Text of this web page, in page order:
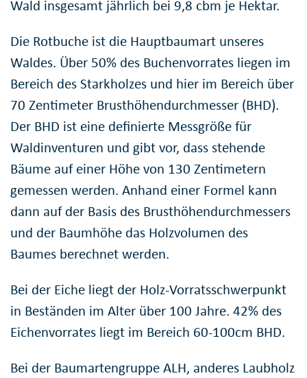
Wald insgesamt jährlich bei 9,8 cbm je Hektar.
Die Rotbuche ist die Hauptbaumart unseres
Waldes. Über 50% des Buchenvorrates liegen im
Bereich des Starkholzes und hier im Bereich über
70 Zentimeter Brusthöhendurchmesser (BHD).
Der BHD ist eine definierte Messgröße für
Waldinventuren und gibt vor, dass stehende
Bäume auf einer Höhe von 130 Zentimetern
gemessen werden. Anhand einer Formel kann
dann auf der Basis des Brusthöhendurchmessers
und der Baumhöhe das Holzvolumen des
Baumes berechnet werden.
Bei der Eiche liegt der Holz-Vorratsschwerpunkt
in Beständen im Alter über 100 Jahre. 42% des
Eichenvorrates liegt im Bereich 60-100cm BHD.
Bei der Baumartengruppe ALH, anderes Laubholz